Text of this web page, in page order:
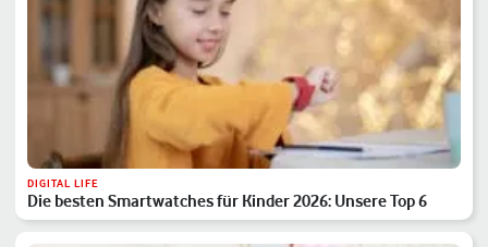
DIGITAL LIFE
Die besten Smartwatches für Kinder 2026: Unsere Top 6